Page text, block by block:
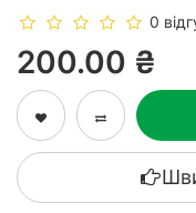
0
200.00 ₴